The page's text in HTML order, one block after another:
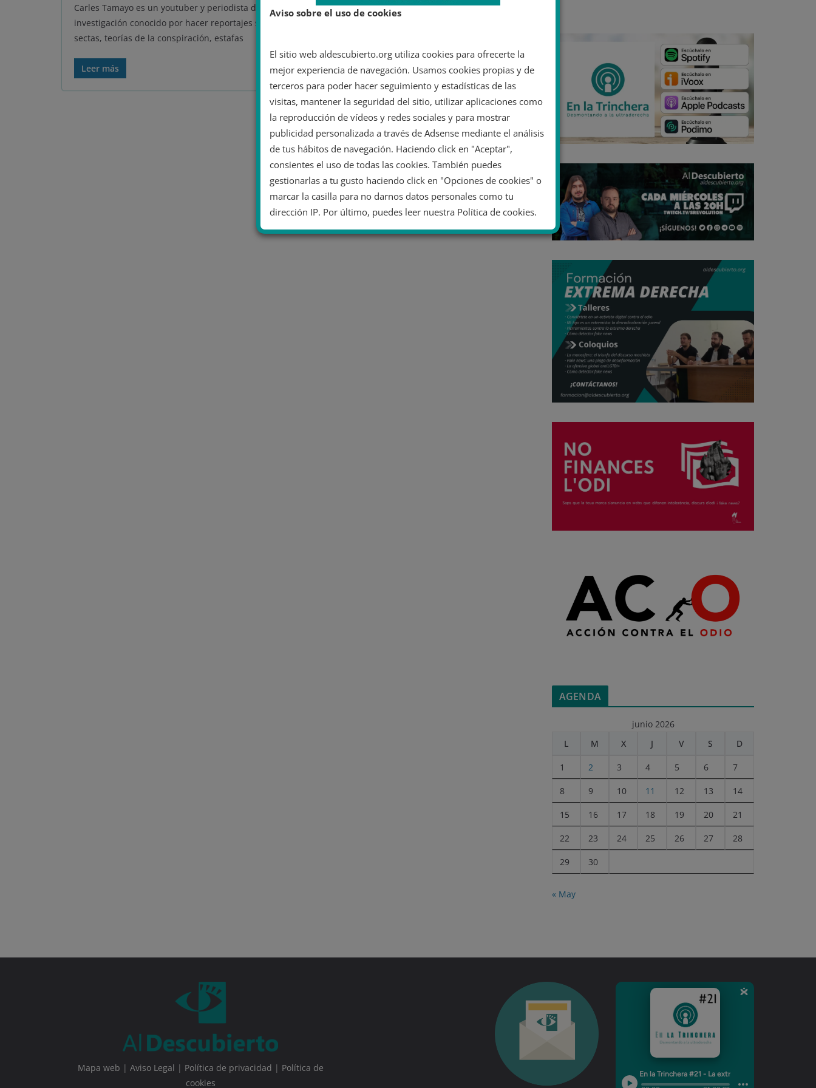
Carles Tamayo es un youtuber y periodista de
investigación conocido por hacer reportajes sobre
sectas, teorías de la conspiración, estafas
Leer más
AGENDA
junio 2026
L
M X J V S D
1 2 3 4 5 6 7
8 9 10 11 12 13 14
15 16 17 18 19 20 21
22 23 24 25 26 27 28
29 30
« May
Mapa web | Aviso Legal | Política de privacidad | Política de
cookies
Aviso sobre el uso de cookies
El sitio web aldescubierto.org utiliza cookies para ofrecerte la
mejor experiencia de navegación. Usamos cookies propias y de
terceros para poder hacer seguimiento y estadísticas de las
visitas, mantener la seguridad del sitio, utilizar aplicaciones como
la reproducción de vídeos y redes sociales y para mostrar
publicidad personalizada a través de Adsense mediante el análisis
de tus hábitos de navegación. Haciendo click en "Aceptar",
consientes el uso de todas las cookies. También puedes
gestionarlas a tu gusto haciendo click en "Opciones de cookies" o
marcar la casilla para no darnos datos personales como tu
dirección IP. Por último, puedes leer nuestra Política de cookies.